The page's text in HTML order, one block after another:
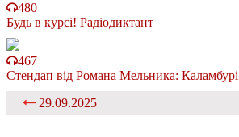
480
Будь в курсі! Радіодиктант
467
Стендап від Романа Мельника: Каламбурі
29.09.2025